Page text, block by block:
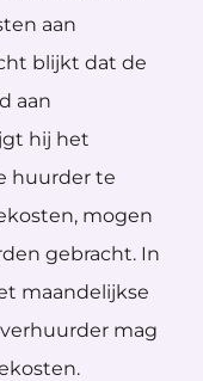
aan
blijkt dat de
aan
hij het
huurder te
mogen
gebracht. In
maandelijkse
mag